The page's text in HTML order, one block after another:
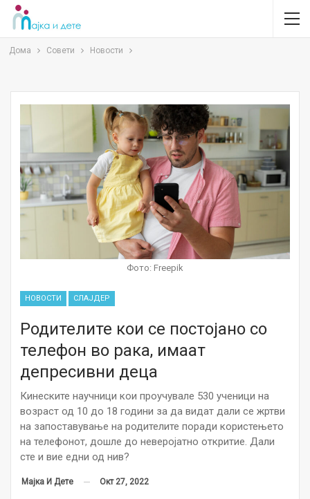
Дома Совети Новости
Фото: Freepik
НОВОСТИ СЛАЈДЕР
Родителите кои се постојано со
телефон во рака, имаат
депресивни деца
Кинеските научници кои проучувале 530 ученици на
возраст од 10 до 18 години за да видат дали се жртви
на запоставување на родителите поради користењето
на телефонот, дошле до неверојатно откритие. Дали
сте и вие едни од нив?
Мајка И Дете Окт 27, 2022